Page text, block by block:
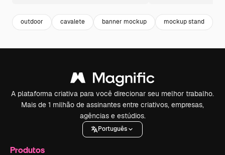
outdoor cavalete banner mockup mockup stand
A plataforma criativa para você direcionar seu melhor trabalho.
Mais de 1 milhão de assinantes entre criativos, empresas,
agências e estúdios.
Português
Produtos